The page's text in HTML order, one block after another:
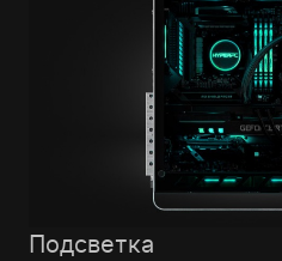
Подсветка